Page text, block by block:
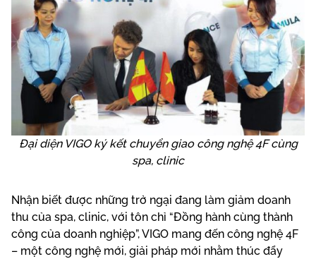
Đại diện VIGO ký kết chuyển giao công nghệ 4F cùng
spa, clinic
Nhận biết được những trở ngại đang làm giảm doanh
thu của spa, clinic, với tôn chỉ “Đồng hành cùng thành
công của doanh nghiệp”, VIGO mang đến công nghệ 4F
– một công nghệ mới, giải pháp mới nhằm thúc đẩy